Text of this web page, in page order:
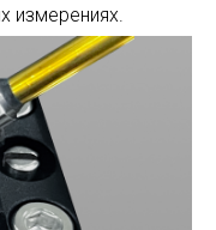
измерениях.